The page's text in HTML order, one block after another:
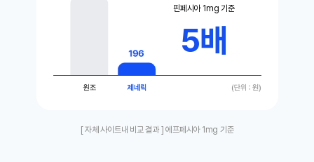
핀페시아 1mg 기준
5배
[ 자체 사이트내 비교 결과 ] 에프페시아 1mg 기준